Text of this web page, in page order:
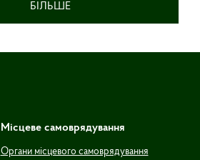
БІЛЬШЕ
Місцеве самоврядування
Органи місцевого самоврядування